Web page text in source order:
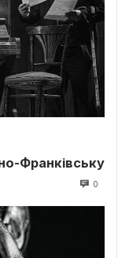
Франківську
0